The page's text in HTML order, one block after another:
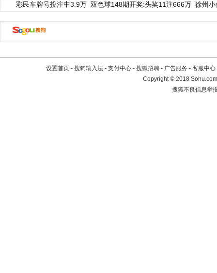
彩民车牌号投注中3.9万 双色球148期开奖:头奖11注666万 徐州
设置首页 - 搜狗输入法 - 支付中心 - 搜狐招聘 - 广告服务 - 客服中心
Copyright©2018
搜狐不良信息举